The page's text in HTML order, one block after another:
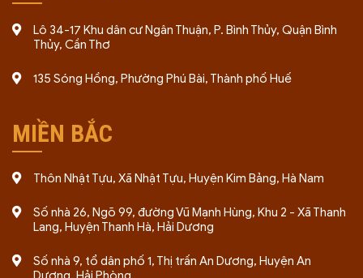
Lô 34-17 Khu dân cư Ngân Thuận, P. Bình Thủy, Quận Bình
Thủy, Cần Thơ
135 Sóng Hồng, Phường Phú Bài, Thành phố Huế
MIỀN BẮC
Thôn Nhật Tựu, Xã Nhật Tựu, Huyện Kim Bảng, Hà Nam
Số nhà 26, Ngõ 99, đường Vũ Mạnh Hùng, Khu 2 - Xã Thanh
Lang, Huyện Thanh Hà, Hải Dương
Số nhà 9, tổ dân phố 1, Thị trấn An Dương, Huyện An